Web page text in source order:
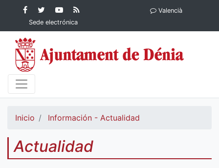
Contenido principalFacebook
Ayuntamiento de
Dénia
Ayuntamiento
de Dénia
YouTube
Ayuntamiento
de Dénia
Ayuntamiento
Sede electrónica
Valencià
Inicio Información - Actualidad
Actualidad